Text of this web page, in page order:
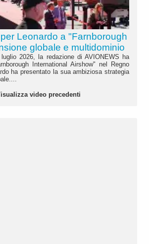
Leonardo a "Farnborough
globale e multidominio
2026, la redazione di AVIONEWS ha
International Airshow" nel Regno
ha presentato la sua ambiziosa strategia
video precedenti